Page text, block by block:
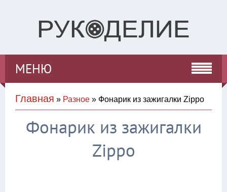
МЕНЮ
Главная » Разное » Фонарик из зажигалки Zippo
Фонарик из зажигалки
Zippo